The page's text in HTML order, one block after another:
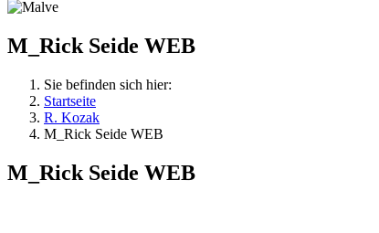
M_Rick Sei­de WEB
Sie befinden sich hier:
Startseite
R. Kozak
M_Rick Sei­de WEB
M_Rick Sei­de WEB